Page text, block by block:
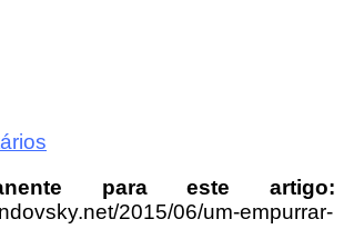
para este artigo:
2015/06/um-empurrar-